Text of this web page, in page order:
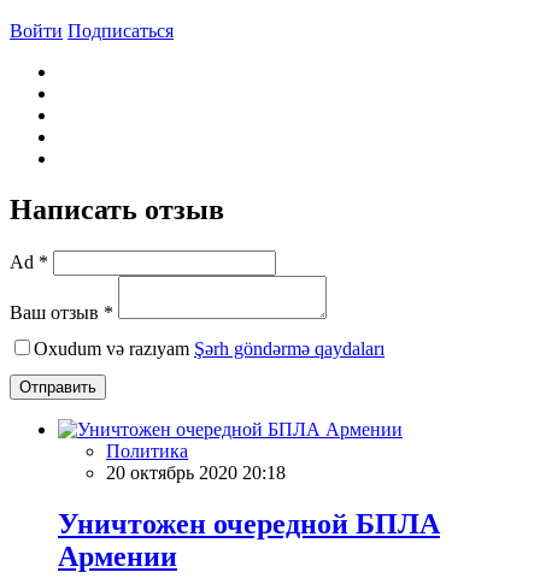
Войти Подписаться
Написать отзыв
Ad *
Ваш отзыв *
Oxudum və razıyam Şərh göndərmə qaydaları
Отправить
Политика
20 октябрь 2020 20:18
Уничтожен очередной БПЛА
Армении